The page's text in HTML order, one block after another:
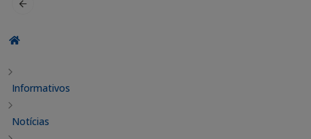
Informativos
Notícias